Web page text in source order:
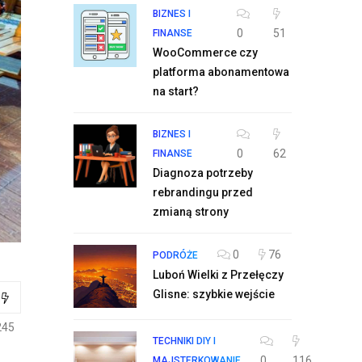
BIZNES I
FINANSE
0
51
WooCommerce czy
platforma abonamentowa
na start?
BIZNES I
FINANSE
0
62
Diagnoza potrzeby
rebrandingu przed
zmianą strony
PODRÓŻE 0
76
Luboń Wielki z Przełęczy
Glisne: szybkie wejście
TECHNIKI DIY I